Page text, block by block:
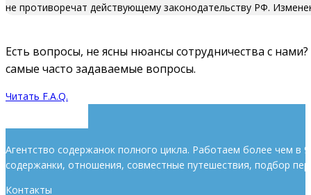
не противоречат действующему законодательству РФ.
Есть вопросы, не ясны нюансы сотрудничества с
самые часто задаваемые вопросы.
Читать F.A.Q.
Агентство содержанок полного цикла. Работаем более чем в
содержанки, отношения, совместные путешествия, подбор
Контакты